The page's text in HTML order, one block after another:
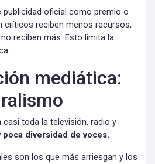
publicidad oficial como premio o
críticos reciben menos recursos,
reciben más. Esto limita la
.
mediática:
toda la televisión, radio y
poca diversidad de voces.
son los que más arriesgan y los